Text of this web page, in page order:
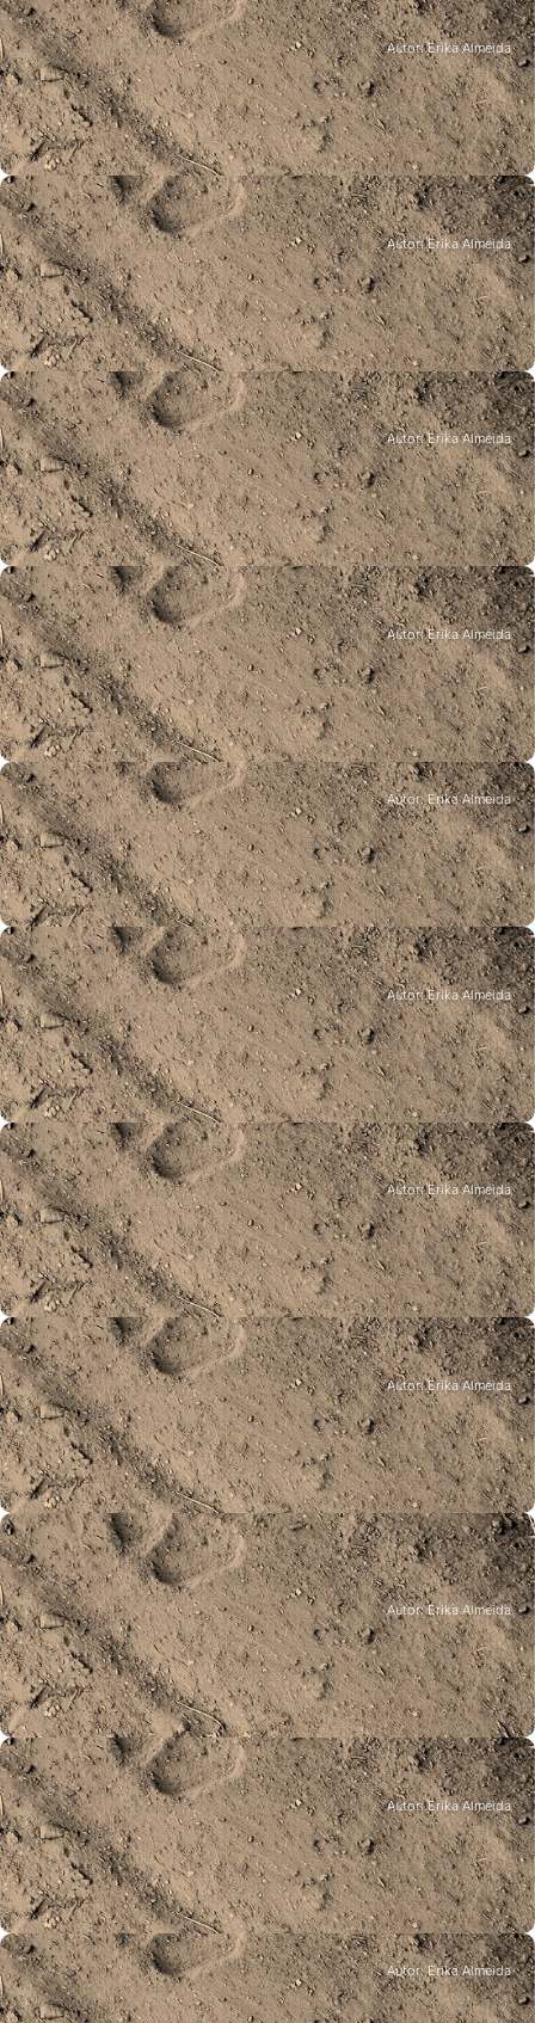
Autor: Erika Almeida
Eventos
10ª Exposição Canina Nacional do
Fundão
Fundão, 2 março 2019
Autor: Erika Almeida
Eventos
1ª Jornadas de Inovação e Valorização
das Raças Autóctones
Fundão, 22-23 fevereiro 2019
Autor: Erika Almeida
Eventos
Inauguração da Casa da
Biodiversidade
Castanheira, Paredes de Coura, 8 fevereiro de 2019
Autor: Erika Almeida
Eventos
Sessão de apresentação dos
resultados do Projeto LIFE MedWolf
Sabugal, 7 fevereiro 2019
Autor: Erika Almeida
Eventos
Falando de lobos
Monleras (Salamanca), Espanha, 15 dezembro 2018
Autor: Erika Almeida
Eventos
Jornadas Rebanhos, Mastins e Usos
Compatíveis: Trabalhando em Harmonia
Guadalajara, Espanha, 13 novembro 2018
Autor: Erika Almeida
Eventos
Simpósio Internacional do Lobo 2018:
Lobos num Mundo em Mudança
Mineápolis, EUA, 11-14 outubro 2018
Autor: Erika Almeida
Eventos
Jornadas Europeias do Património:
Partilhar Memórias
Castro Daire, 28-30 setembro 2018
Autor: Erika Almeida
Eventos
Conferência Pathways Europe 2018 –
Dimensões Humanas da Vida
Selvagem: Ressuscitando o Selvagem!?
Goslar, Alemanha, 16-19 setembro 2018
Autor: Erika Almeida
Eventos
29ª Exposição Canina Monográfica do
Autor: Erika Almeida